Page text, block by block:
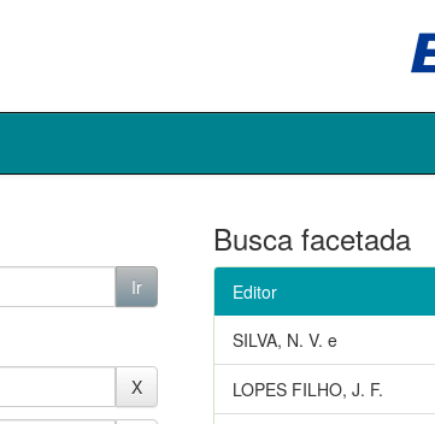
Busca facetada
Editor
SILVA, N. V. e
LOPES FILHO, J. F.